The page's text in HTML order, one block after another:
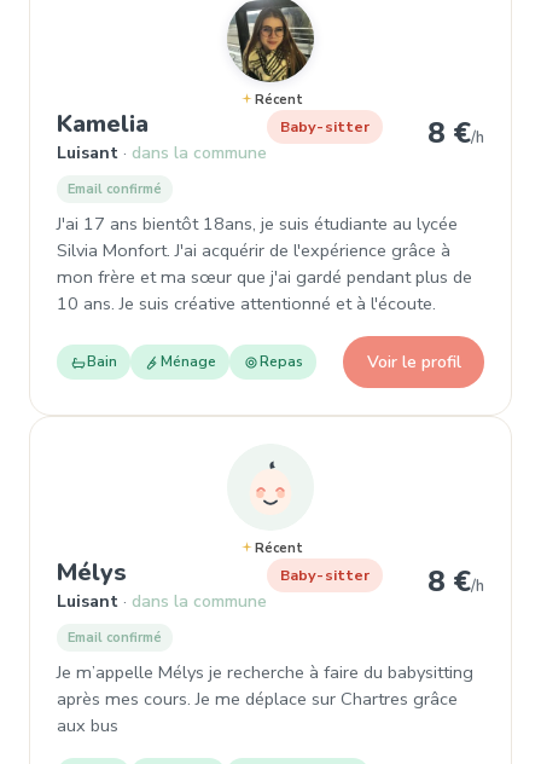
Récent
Kamelia , Garde d'enfant à Luisant
Luisant dans la commune
Baby-sitter 8 €/h
Email confirmé
J'ai 17 ans bientôt 18ans, je suis étudiante au lycée
Silvia Monfort. J'ai acquérir de l'expérience grâce à
mon frère et ma sœur que j'ai gardé pendant plus de
10 ans. Je suis créative attentionné et à l'écoute.
Bain Ménage Repas Voir le profil
Récent
Mélys , Garde d'enfant à Luisant
Luisant dans la commune
Baby-sitter 8 €/h
Email confirmé
Je m’appelle Mélys je recherche à faire du babysitting
après mes cours. Je me déplace sur Chartres grâce
aux bus